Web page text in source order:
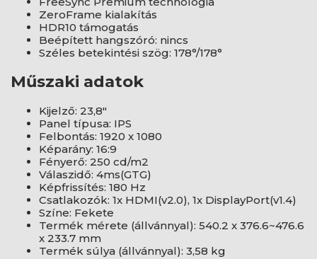
ZeroFrame kialakítás
HDR10 támogatás
Beépített hangszóró: nincs
Széles betekintési szög: 178°/178°
Műszaki adatok
Kijelző: 23,8"
Panel típusa: IPS
Felbontás: 1920 x 1080
Képarány: 16:9
Fényerő: 250 cd/m2
Válaszidő: 4ms(GTG)
Képfrissítés: 180 Hz
Csatlakozók: 1x HDMI(v2.0), 1x DisplayPort(v1.4)
Színe: Fekete
Termék mérete (állvánnyal): 540.2 x 376.6~476.6
x 233.7 mm
Termék súlya (állvánnyal): 3,58 kg